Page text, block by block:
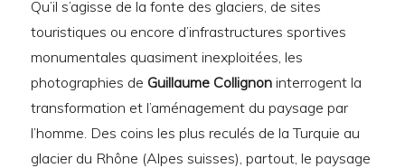
Qu’il s’agisse de la fonte des glaciers, de sites
touristiques ou encore d’infrastructures sportives
monumentales quasiment inexploitées, les
photographies de Guillaume Collignon interrogent la
transformation et l’aménagement du paysage par
l’homme. Des coins les plus reculés de la Turquie au
glacier du Rhône (Alpes suisses), partout, le paysage